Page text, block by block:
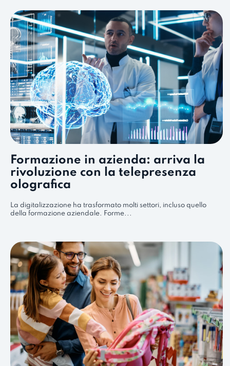
Formazione in azienda: arriva la
rivoluzione con la telepresenza
olografica
La digitalizzazione ha trasformato molti settori, incluso quello
della formazione aziendale. Forme...